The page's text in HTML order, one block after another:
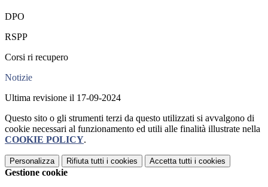
DPO
RSPP
Corsi ri recupero
Notizie
Ultima revisione il 17-09-2024
Questo sito o gli strumenti terzi da questo utilizzati si avvalgono di
cookie necessari al funzionamento ed utili alle finalità illustrate nella
COOKIE POLICY.
Personalizza Rifiuta tutti i cookies Accetta tutti i cookies
Gestione cookie